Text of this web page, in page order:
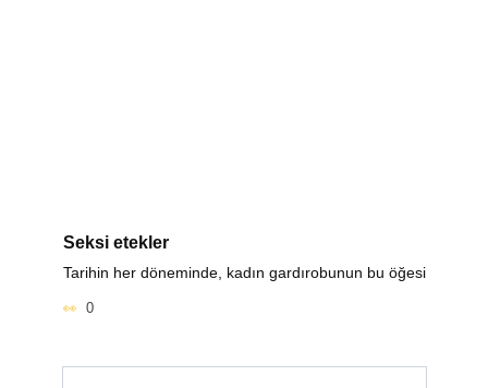
Seksi etekler
Tarihin her döneminde, kadın gardırobunun bu öğesi
0